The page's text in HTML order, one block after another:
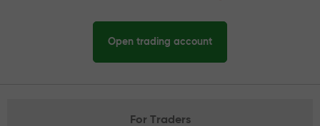
Open trading account
For Traders